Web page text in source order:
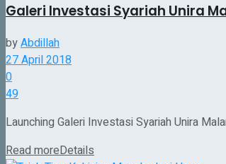
Galeri Investasi Syariah Unira
byAbdillah
27 April 2018
0
49
Launching Galeri Investasi Syariah Unira
Read moreDetails